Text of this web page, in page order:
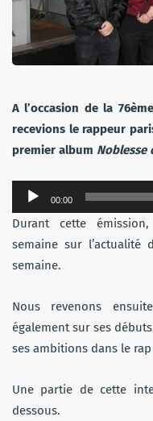
A l’occasion de la
recevions le rappeur
premier album Noblesse
Lecteur
audio
00:00
Durant cette
semaine sur
semaine.
Nous revenons
également sur ses
ses ambitions dans le
Une partie de cette
dessous.